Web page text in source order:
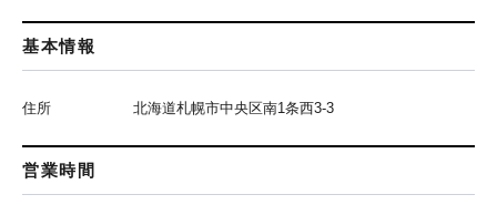
基本情報
住所 北海道札幌市中央区南1条西3-3
営業時間